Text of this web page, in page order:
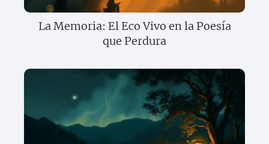
La Memoria: El Eco Vivo en la Poesía
que Perdura